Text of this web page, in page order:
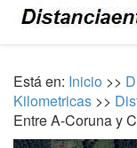
Está en: Inicio >>
Kilometricas >>
Entre A-Coruna y